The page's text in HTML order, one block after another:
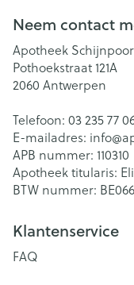
Neem contact
Apotheek
Pothoekstraat 121A
2060 Antwerpen
Telefoon: 03 235 77
E-mailadres: info@
APB nummer: 110310
Apotheek titularis:
BTW nummer:
Klantenservice
FAQ